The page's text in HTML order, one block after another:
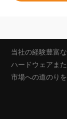
当社の経験豊富
ハードウェアま
市場への道のり